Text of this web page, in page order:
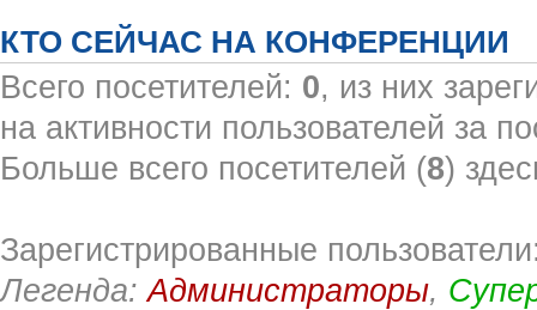
КТО СЕЙЧАС НА КОНФЕРЕНЦИИ
Всего посетителей: 0, из них
на активности пользователей за
Больше всего посетителей (8)
Зарегистрированные
Легенда:Администраторы,